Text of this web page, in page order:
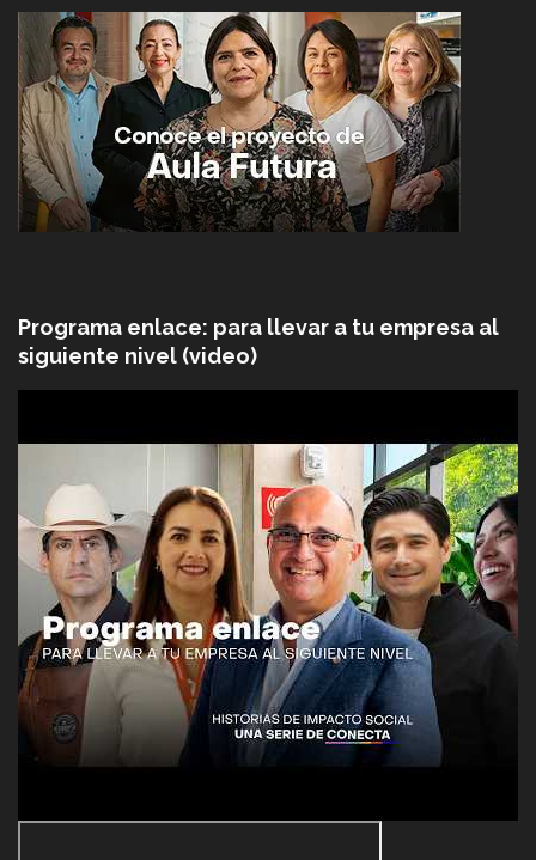
Programa enlace: para llevar a tu empresa al
siguiente nivel (video)